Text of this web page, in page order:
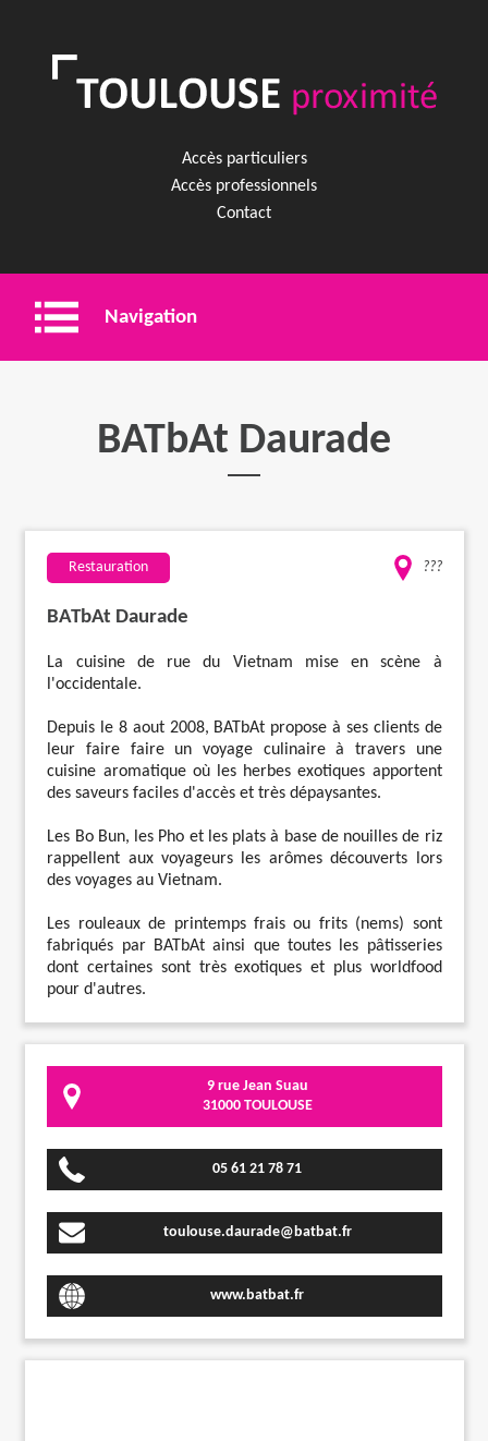
Accès particuliers
Accès professionnels
Contact
Navigation
Travaux
Santé
Plus
BATbAt Daurade
Restauration ???
BATbAt Daurade
La cuisine de rue du Vietnam mise en scène à
l'occidentale.
Depuis le 8 aout 2008, BATbAt propose à ses clients de
leur faire faire un voyage culinaire à travers une
cuisine aromatique où les herbes exotiques apportent
des saveurs faciles d'accès et très dépaysantes.
Les Bo Bun, les Pho et les plats à base de nouilles de riz
rappellent aux voyageurs les arômes découverts lors
des voyages au Vietnam.
Les rouleaux de printemps frais ou frits (nems) sont
fabriqués par BATbAt ainsi que toutes les pâtisseries
dont certaines sont très exotiques et plus worldfood
pour d'autres.
9 rue Jean Suau
31000 TOULOUSE
05 61 21 78 71
toulouse.daurade@batbat.fr
www.batbat.fr